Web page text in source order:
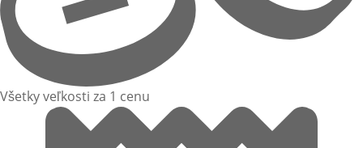
Všetky veľkosti za 1 cenu